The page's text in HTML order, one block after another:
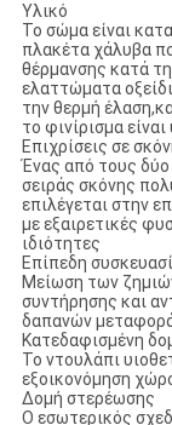
Υλικό
Το σώμα είναι
πλακέτα χάλυβα
θέρμανσης κατά
ελαττώματα
την θερμή
το φινίρισμα
Επιχρίσεις σε
Ένας από τους
σειράς σκόνης
επιλέγεται στην
με εξαιρετικές
ιδιότητες
Επίπεδη
Μείωση των
συντήρησης και
δαπανών
Κατεδαφισμένη
Το ντουλάπι
εξοικονόμηση
Δομή στερέωσης
Ο εσωτερικός